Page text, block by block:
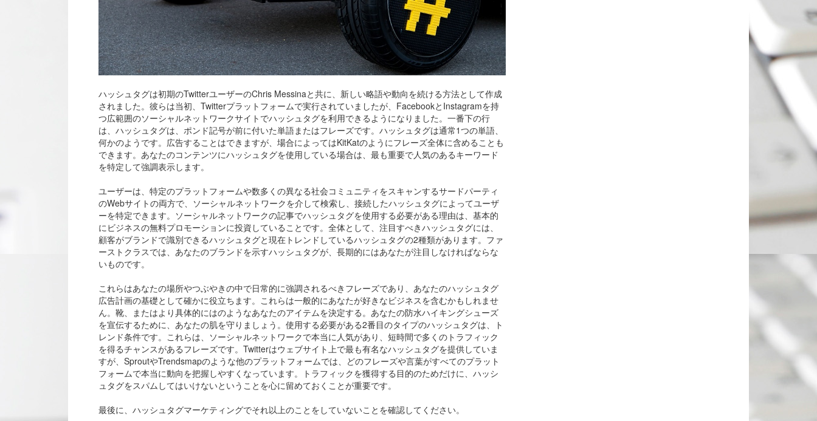
ハッシュタグは初期のTwitterユーザーのChris Messinaと共に、新しい略語や動向を続ける方法として作成
されました。彼らは当初、Twitterプラットフォームで実行されていましたが、FacebookとInstagramを持
つ広範囲のソーシャルネットワークサイトでハッシュタグを利用できるようになりました。一番下の行
は、ハッシュタグは、ポンド記号が前に付いた単語またはフレーズです。ハッシュタグは通常1つの単語、
何かのようです。広告することはできますが、場合によってはKitKatのようにフレーズ全体に含めることも
できます。あなたのコンテンツにハッシュタグを使用している場合は、最も重要で人気のあるキーワード
を特定して強調表示します。
ユーザーは、特定のプラットフォームや数多くの異なる社会コミュニティをスキャンするサードパーティ
のWebサイトの両方で、ソーシャルネットワークを介して検索し、接続したハッシュタグによってユーザ
ーを特定できます。ソーシャルネットワークの記事でハッシュタグを使用する必要がある理由は、基本的
にビジネスの無料プロモーションに投資していることです。全体として、注目すべきハッシュタグには、
顧客がブランドで識別できるハッシュタグと現在トレンドしているハッシュタグの2種類があります。ファ
ーストクラスでは、あなたのブランドを示すハッシュタグが、長期的にはあなたが注目しなければならな
いものです。
これらはあなたの場所やつぶやきの中で日常的に強調されるべきフレーズであり、あなたのハッシュタグ
広告計画の基礎として確かに役立ちます。これらは一般的にあなたが好きなビジネスを含むかもしれませ
ん。靴、またはより具体的にはのようなあなたのアイテムを決定する。あなたの防水ハイキングシューズ
を宣伝するために、あなたの肌を守りましょう。使用する必要がある2番目のタイプのハッシュタグは、ト
レンド条件です。これらは、ソーシャルネットワークで本当に人気があり、短時間で多くのトラフィック
を得るチャンスがあるフレーズです。Twitterはウェブサイト上で最も有名なハッシュタグを提供していま
すが、SproutやTrendsmapのような他のプラットフォームでは、どのフレーズや言葉がすべてのプラット
フォームで本当に動向を把握しやすくなっています。トラフィックを獲得する目的のためだけに、ハッシ
ュタグをスパムしてはいけないということを心に留めておくことが重要です。
最後に、ハッシュタグマーケティングでそれ以上のことをしていないことを確認してください。